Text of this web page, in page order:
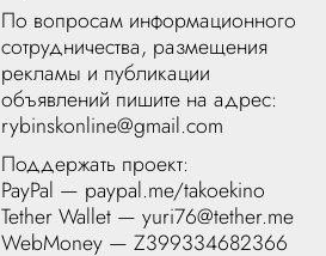
По вопросам информационного
сотрудничества, размещения
рекламы и публикации
объявлений пишите на адрес:
rybinskonline@gmail.com
Поддержать проект:
PayPal — paypal.me/takoekino
Tether Wallet — yuri76@tether.me
WebMoney — Z399334682366